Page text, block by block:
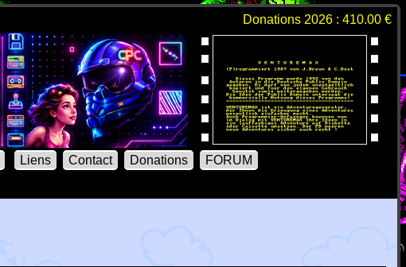
Donations 2026 : 410.00 €
Liens Contact Donations
FORUM